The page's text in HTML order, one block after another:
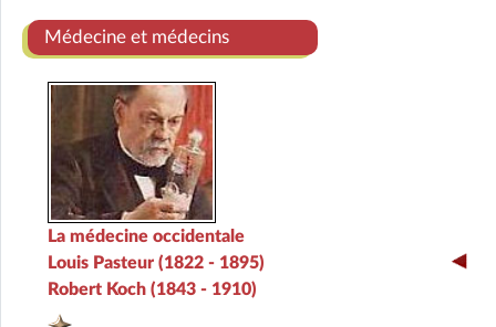
Médecine et médecins
La médecine occidentale
Louis Pasteur (1822 - 1895)
Robert Koch (1843 - 1910)